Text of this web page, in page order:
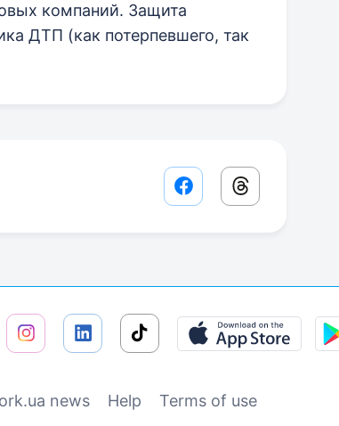
компаний. Защита
ДТП (как потерпевшего, так
Facebook share link
Threads
news Help
Terms of use